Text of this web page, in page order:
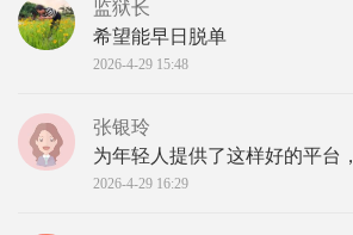
监狱长
希望能早日脱单
2026-4-29 15:48
张银玲
为年轻人提供了这样好的平台，
2026-4-29 16:29